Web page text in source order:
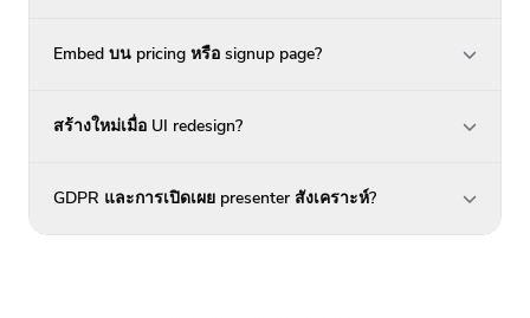
Embed บน pricing หรือ signup page?
สร้างใหม่เมื่อ UI redesign?
GDPR และการเปิดเผย presenter สังเคราะห์?